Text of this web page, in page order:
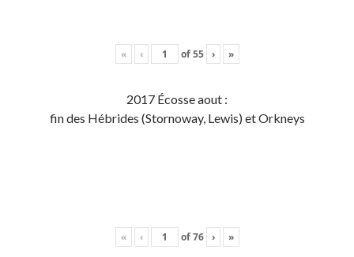
« ‹ of55 › »
2017 Écosse aout :
fin des Hébrides (Stornoway, Lewis) et Orkneys
« ‹ of76 › »